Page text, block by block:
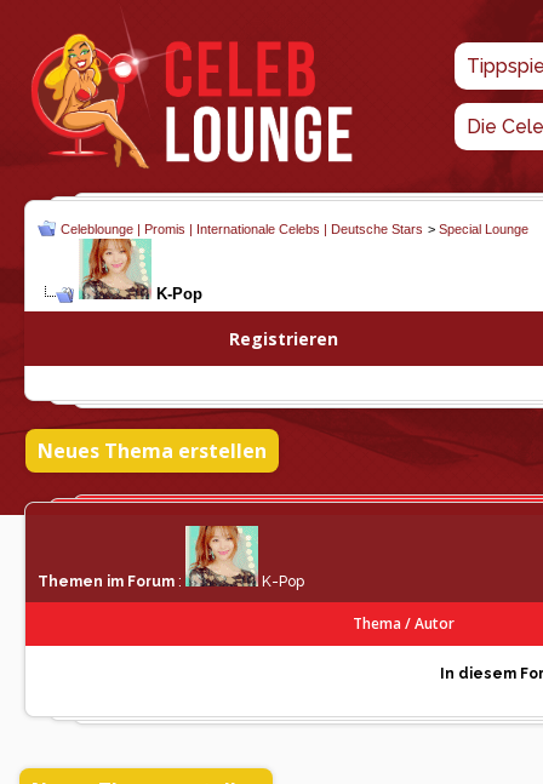
Die
Celeblounge | Promis | Internationale Celebs | Deutsche Stars > Special Lounge
K-Pop
Registrieren
Neues Thema erstellen
Themen im Forum : K-Pop
Thema/Autor
In diesem